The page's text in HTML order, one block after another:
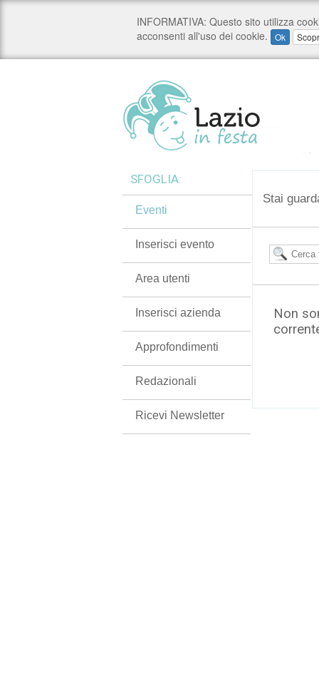
Stai
Non
SFOGLIA:
Eventi
Inserisci evento
Area utenti
Inserisci azienda
Approfondimenti
Redazionali
Ricevi Newsletter